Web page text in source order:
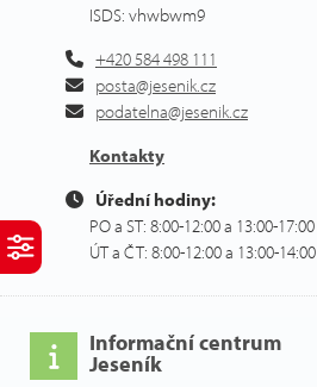
ISDS: vhwbwm9
+420 584 498 111
posta@jesenik.cz
podatelna@jesenik.cz
Kontakty
Úřední hodiny:
PO a ST: 8:00-12:00 a 13:00-17:00
ÚT a ČT: 8:00-12:00 a 13:00-14:00
Informační centrum
Jeseník